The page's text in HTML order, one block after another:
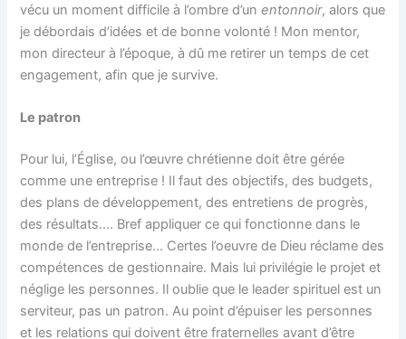
vécu un moment difficile à l’ombre d’unentonnoir, alors que
je débordais d’idées et de bonne volonté ! Mon mentor,
mon directeur à l’époque, à dû me retirer un temps de cet
engagement, afin que je survive.
Le patron
Pour lui, l’Église, ou l’œuvre chrétienne doit être gérée
comme une entreprise ! Il faut des objectifs, des budgets,
des plans de développement, des entretiens de progrès,
des résultats…. Bref appliquer ce qui fonctionne dans le
monde de l’entreprise… Certes l’oeuvre de Dieu réclame des
compétences de gestionnaire. Mais lui privilégie le projet et
néglige les personnes. Il oublie que le leader spirituel est un
serviteur, pas un patron. Au point d’épuiser les personnes
et les relations qui doivent être fraternelles avant d’être